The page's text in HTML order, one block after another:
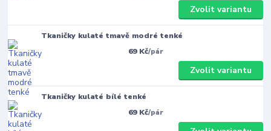
Zvolit variantu
Tkaničky kulaté tmavě modré tenké
69 Kč/pár
Zvolit variantu
Tkaničky kulaté bílé tenké
69 Kč/pár